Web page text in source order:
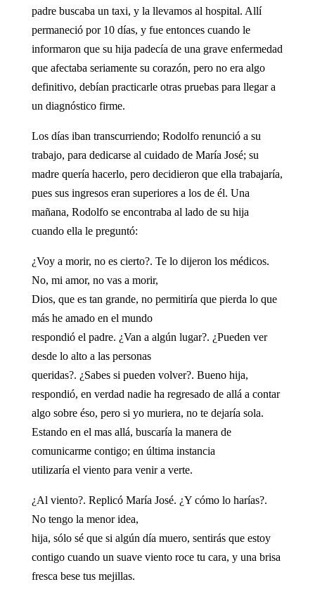
padre buscaba un taxi, y la llevamos al hospital. Allí
permaneció por 10 días, y fue entonces cuando le
informaron que su hija padecía de una grave enfermedad
que afectaba seriamente su corazón, pero no era algo
definitivo, debían practicarle otras pruebas para llegar a
un diagnóstico firme.
Los días iban transcurriendo; Rodolfo renunció a su
trabajo, para dedicarse al cuidado de María José; su
madre quería hacerlo, pero decidieron que ella trabajaría,
pues sus ingresos eran superiores a los de él. Una
mañana, Rodolfo se encontraba al lado de su hija
cuando ella le preguntó:
¿Voy a morir, no es cierto?. Te lo dijeron los médicos.
No, mi amor, no vas a morir,
Dios, que es tan grande, no permitiría que pierda lo que
más he amado en el mundo
respondió el padre. ¿Van a algún lugar?. ¿Pueden ver
desde lo alto a las personas
queridas?. ¿Sabes si pueden volver?. Bueno hija,
respondió, en verdad nadie ha regresado de allá a contar
algo sobre éso, pero si yo muriera, no te dejaría sola.
Estando en el mas allá, buscaría la manera de
comunicarme contigo; en última instancia
utilizaría el viento para venir a verte.
¿Al viento?. Replicó María José. ¿Y cómo lo harías?.
No tengo la menor idea,
hija, sólo sé que si algún día muero, sentirás que estoy
contigo cuando un suave viento roce tu cara, y una brisa
fresca bese tus mejillas.